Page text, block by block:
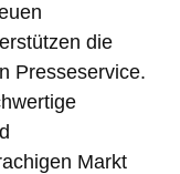
die
Presseservice.
Markt